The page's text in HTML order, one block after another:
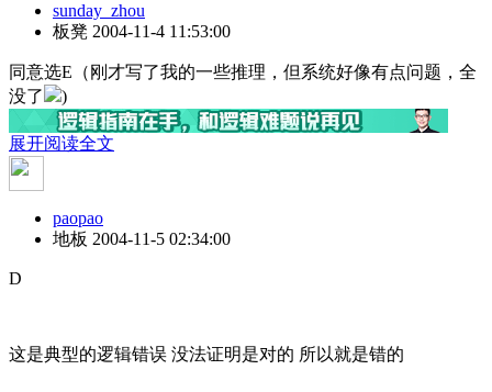
sunday_zhou
板凳 2004-11-4 11:53:00
同意选E（刚才写了我的一些推理，但系统好像有点问题，全
没了
)
展开阅读全文
paopao
地板 2004-11-5 02:34:00
D
这是典型的逻辑错误 没法证明是对的 所以就是错的